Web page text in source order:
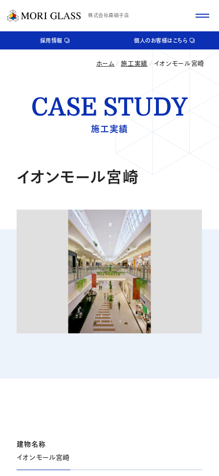
株式会社森硝子店
採用情報 個人のお客様はこちら
ホーム 施工実績 イオンモール宮崎
CASE STUDY
施工実績
イオンモール宮崎
建物名称
イオンモール宮崎